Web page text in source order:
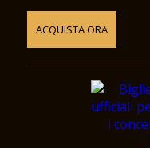
ACQUISTA ORA